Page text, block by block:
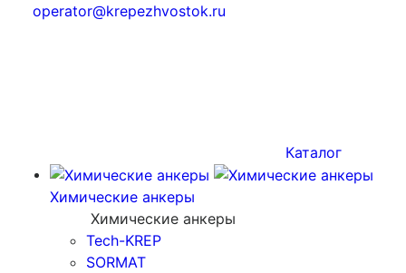
operator@krepezhvostok.ru
Каталог
Химические анкеры
Химические анкеры
Tech-KREP
SORMAT